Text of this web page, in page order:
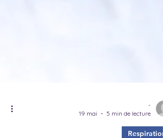
5 min de lecture